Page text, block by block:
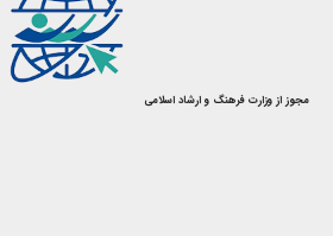
مجوز از وزارت فرهنگ و ارشاد اسلامی